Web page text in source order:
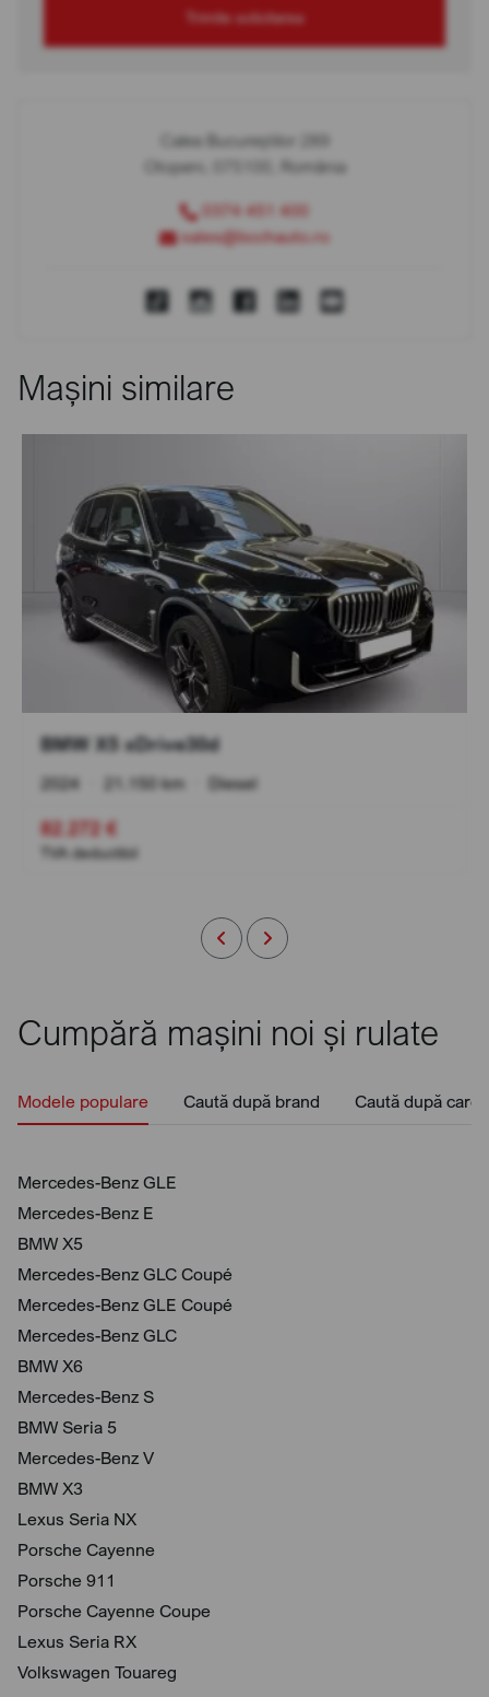
Trimite solicitarea
Calea Bucureștilor 289
Otopeni, 075100, România
0374 451 400
sales@bcchauto.ro
Mașini similare
BMW X5 xDrive30d
2024 21.150 km Diesel
82.272 €
TVA deductibil
Cumpără mașini noi și rulate
Modele populare Caută după brand Caută după
Mercedes-Benz GLE
Mercedes-Benz E
BMW X5
Mercedes-Benz GLC Coupé
Mercedes-Benz GLE Coupé
Mercedes-Benz GLC
BMW X6
Mercedes-Benz S
BMW Seria 5
Mercedes-Benz V
BMW X3
Lexus Seria NX
Porsche Cayenne
Porsche 911
Porsche Cayenne Coupe
Lexus Seria RX
Volkswagen Touareg